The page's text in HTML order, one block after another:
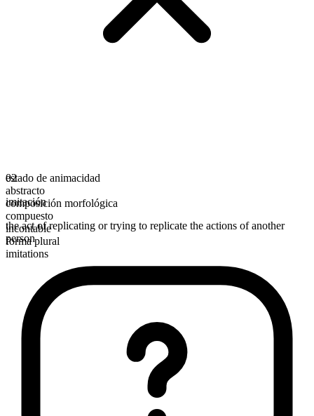
estado de animacidad
abstracto
composición morfológica
compuesto
incontable
forma plural
imitations
02
imitación
the act of replicating or trying to replicate the actions of another
person